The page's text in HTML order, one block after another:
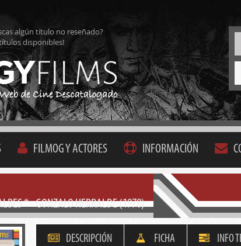
algún título no reseñado?
disponibles!
FILMOG Y ACTORES INFORMACIÓN
* - GONZALO HERRALDE (1978)
DESCRIPCIÓN FICHA INFO